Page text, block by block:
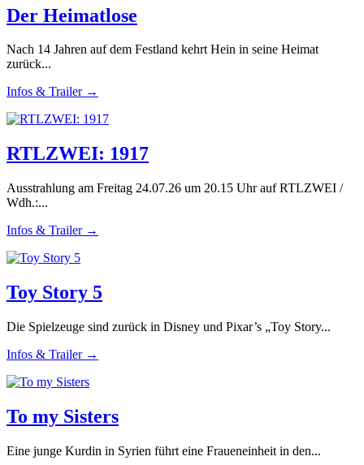
Der Heimatlose
Nach 14 Jahren auf dem Festland kehrt Hein in seine Heimat
zurück...
Infos & Trailer →
RTLZWEI: 1917
Ausstrahlung am Freitag 24.07.26 um 20.15 Uhr auf RTLZWEI /
Wdh.:...
Infos & Trailer →
Toy Story 5
Die Spielzeuge sind zurück in Disney und Pixar’s „Toy Story...
Infos & Trailer →
To my Sisters
Eine junge Kurdin in Syrien führt eine Fraueneinheit in den...